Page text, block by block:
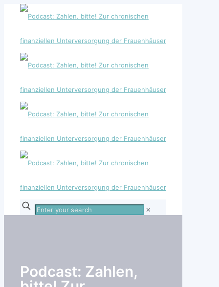
Enter
your
✕
Podcast: Zahlen,